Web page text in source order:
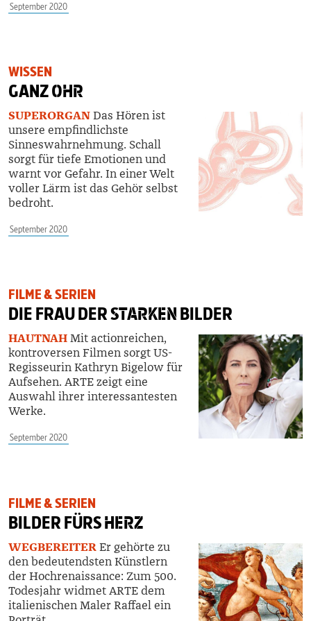
September 2020
WISSEN
GANZOHR
SUPERORGANDas Hören ist
unsere empfindlichste
Sinneswahrnehmung. Schall
sorgt für tiefe Emotionen und
warnt vor Gefahr. In einer Welt
voller Lärm ist das Gehör selbst
bedroht.
September 2020
FILME & SERIEN
DIE FRAU DERSTARKENBILDER
HAUTNAHMit actionreichen,
kontroversen Filmen sorgt US-
Regisseurin Kathryn Bigelow für
Aufsehen. ARTE zeigt eine
Auswahl ihrer interessantesten
Werke.
September 2020
FILME & SERIEN
BILDER FÜRSHERZ
WEGBEREITEREr gehörte zu
den bedeutendsten Künstlern
der Hochrenaissance: Zum 500.
Todesjahr widmet ARTE dem
italienischen Maler Raffael ein